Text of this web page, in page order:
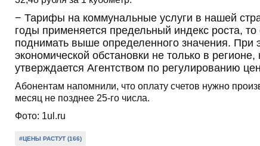
− Тарифы на коммунальные услуги в нашей
годы применяется предельный индекс роста,
поднимать выше определенного значения. При
экономической обстановки не только в
утверждается Агентством по регулированию
Абонентам напомнили, что оплату счетов нужно
месяц не позднее 25-го числа.
Фото: 1ul.ru
#ЦЕНЫ РАСТУТ (166)